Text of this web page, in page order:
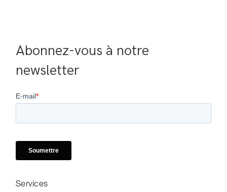
Abonnez-vous à notre
newsletter
Services